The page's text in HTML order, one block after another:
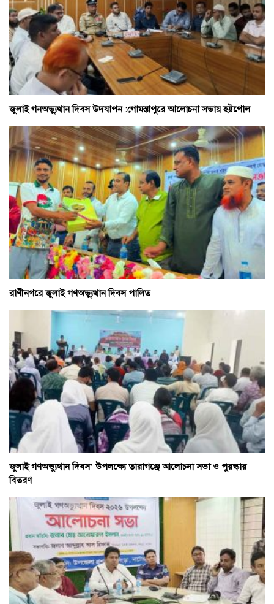
জুলাই গনঅভ্যুত্থান দিবস উদযাপন :গোমস্তাপুরে আলোচনা সভায় হট্টগোল
রাণীনগরে জুলাই গণঅভ্যুত্থান দিবস পালিত
জুলাই গণঅভ্যুত্থান দিবস’ উপলক্ষ্যে তারাগঞ্জে আলোচনা সভা ও পুরস্কার
বিতরণ